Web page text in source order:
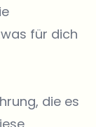
für dich
die es